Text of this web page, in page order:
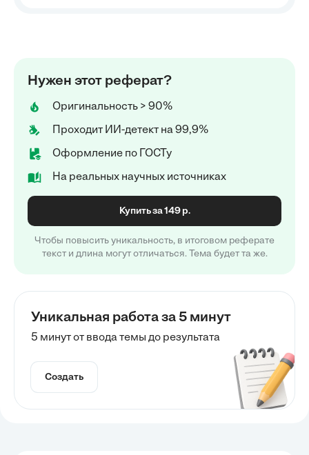
Нужен этот реферат?
Оригинальность > 90%
Проходит ИИ-детект на 99,9%
Оформление по ГОСТу
На реальных научных источниках
Купить за 149 р.
Чтобы повысить уникальность, в итоговом реферате
текст и длина могут отличаться. Тема будет та же.
Уникальная работа за 5 минут
5 минут от ввода темы до результата
Создать